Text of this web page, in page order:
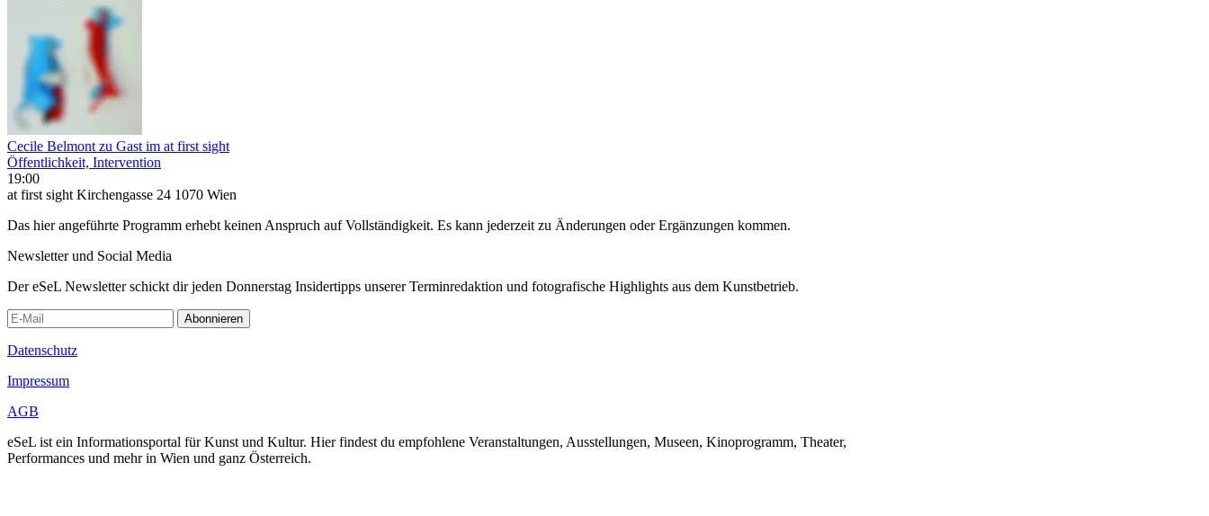
Cecile Belmont zu Gast im at first sight
Öffentlichkeit, Intervention
19:00
at first sight Kirchengasse 24 1070 Wien
Das hier angeführte Programm erhebt keinen Anspruch auf Vollständigkeit. Es kann jederzeit zu Änderungen oder Ergänzungen kommen.
Newsletter und Social Media
Der eSeL Newsletter schickt dir jeden Donnerstag Insidertipps unserer Terminredaktion und fotografische Highlights aus dem Kunstbetrieb.
Abonnieren
Datenschutz
Impressum
AGB
eSeL ist ein Informationsportal für Kunst und Kultur. Hier findest du empfohlene Veranstaltungen, Ausstellungen, Museen, Kinoprogramm, Theater,
Performances und mehr in Wien und ganz Österreich.